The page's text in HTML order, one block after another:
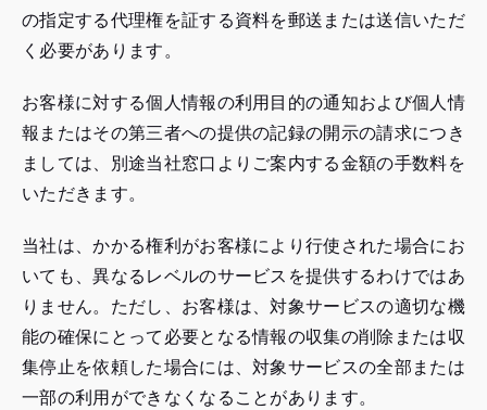
の指定する代理権を証する資料を郵送または送信いただ
く必要があります。
お客様に対する個人情報の利用目的の通知および個人情
報またはその第三者への提供の記録の開示の請求につき
ましては、別途当社窓口よりご案内する金額の手数料を
いただきます。
当社は、かかる権利がお客様により行使された場合にお
いても、異なるレベルのサービスを提供するわけではあ
りません。ただし、お客様は、対象サービスの適切な機
能の確保にとって必要となる情報の収集の削除または収
集停止を依頼した場合には、対象サービスの全部または
一部の利用ができなくなることがあります。